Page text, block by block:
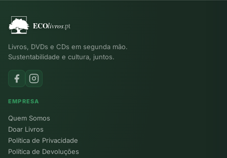
Livros, DVDs e CDs em segunda mão.
Sustentabilidade e cultura, juntos.
EMPRESA
Quem Somos
Doar Livros
Política de Privacidade
Política de Devoluções